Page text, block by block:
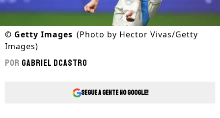
© Getty Images (Photo by Hector Vivas/Getty
Images)
Por Gabriel Dcastro
Segue a gente no Google!